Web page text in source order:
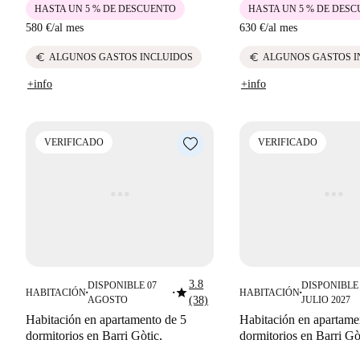
580 €/al mes
HASTA UN 5 % DE DESCUENTO
euro ALGUNOS GASTOS INCLUIDOS
+info
630 €/al mes
HASTA UN 5 % DE
euro ALGUNOS GASTOS
+info
VERIFICADO
HABITACIÓN■
DISPONIBLE 07
AGOSTO
■star3.8
(38)
Habitación en apartamento de 5
dormitorios en Barri Gòtic,
VERIFICADO
HABITACIÓN■
DISPONIBLE
JULIO 2027
Habitación en
dormitorios en Barri